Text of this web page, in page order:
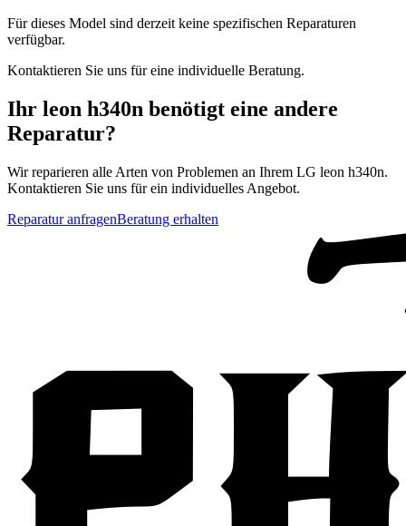
Für dieses Model sind derzeit keine spezifischen Reparaturen
verfügbar.
Kontaktieren Sie uns für eine individuelle Beratung.
Ihr leon h340n benötigt eine andere
Reparatur?
Wir reparieren alle Arten von Problemen an Ihrem LG leon h340n.
Kontaktieren Sie uns für ein individuelles Angebot.
Reparatur anfragenBeratung erhalten